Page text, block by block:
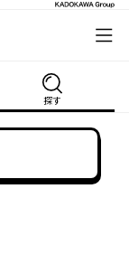
探す